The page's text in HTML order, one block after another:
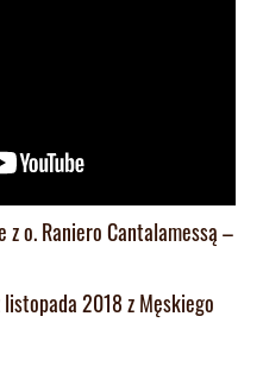
o. Raniero Cantalamessą –
2018 z Męskiego